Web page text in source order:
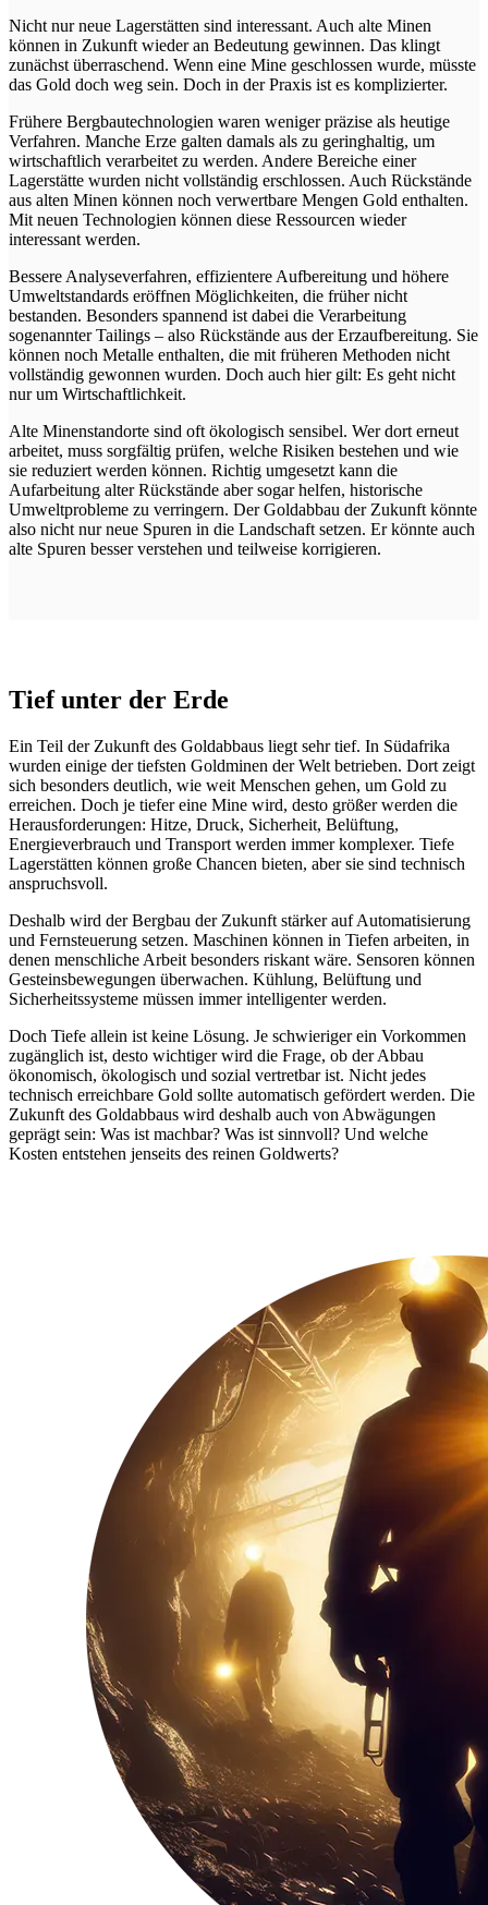
Nicht nur neue Lagerstätten sind interessant. Auch alte Minen
können in Zukunft wieder an Bedeutung gewinnen. Das klingt
zunächst überraschend. Wenn eine Mine geschlossen wurde, müsste
das Gold doch weg sein. Doch in der Praxis ist es komplizierter.
Frühere Bergbautechnologien waren weniger präzise als heutige
Verfahren. Manche Erze galten damals als zu geringhaltig, um
wirtschaftlich verarbeitet zu werden. Andere Bereiche einer
Lagerstätte wurden nicht vollständig erschlossen. Auch Rückstände
aus alten Minen können noch verwertbare Mengen Gold enthalten.
Mit neuen Technologien können diese Ressourcen wieder
interessant werden.
Bessere Analyseverfahren, effizientere Aufbereitung und höhere
Umweltstandards eröffnen Möglichkeiten, die früher nicht
bestanden. Besonders spannend ist dabei die Verarbeitung
sogenannter Tailings – also Rückstände aus der Erzaufbereitung. Sie
können noch Metalle enthalten, die mit früheren Methoden nicht
vollständig gewonnen wurden. Doch auch hier gilt: Es geht nicht
nur um Wirtschaftlichkeit.
Alte Minenstandorte sind oft ökologisch sensibel. Wer dort erneut
arbeitet, muss sorgfältig prüfen, welche Risiken bestehen und wie
sie reduziert werden können. Richtig umgesetzt kann die
Aufarbeitung alter Rückstände aber sogar helfen, historische
Umweltprobleme zu verringern. Der Goldabbau der Zukunft könnte
also nicht nur neue Spuren in die Landschaft setzen. Er könnte auch
alte Spuren besser verstehen und teilweise korrigieren.
Tief unter der Erde
Ein Teil der Zukunft des Goldabbaus liegt sehr tief. In Südafrika
wurden einige der tiefsten Goldminen der Welt betrieben. Dort zeigt
sich besonders deutlich, wie weit Menschen gehen, um Gold zu
erreichen. Doch je tiefer eine Mine wird, desto größer werden die
Herausforderungen: Hitze, Druck, Sicherheit, Belüftung,
Energieverbrauch und Transport werden immer komplexer. Tiefe
Lagerstätten können große Chancen bieten, aber sie sind technisch
anspruchsvoll.
Deshalb wird der Bergbau der Zukunft stärker auf Automatisierung
und Fernsteuerung setzen. Maschinen können in Tiefen arbeiten, in
denen menschliche Arbeit besonders riskant wäre. Sensoren können
Gesteinsbewegungen überwachen. Kühlung, Belüftung und
Sicherheitssysteme müssen immer intelligenter werden.
Doch Tiefe allein ist keine Lösung. Je schwieriger ein Vorkommen
zugänglich ist, desto wichtiger wird die Frage, ob der Abbau
ökonomisch, ökologisch und sozial vertretbar ist. Nicht jedes
technisch erreichbare Gold sollte automatisch gefördert werden. Die
Zukunft des Goldabbaus wird deshalb auch von Abwägungen
geprägt sein: Was ist machbar? Was ist sinnvoll? Und welche
Kosten entstehen jenseits des reinen Goldwerts?